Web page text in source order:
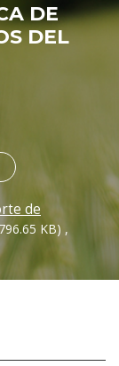
DE
DEL
de
KB) ,